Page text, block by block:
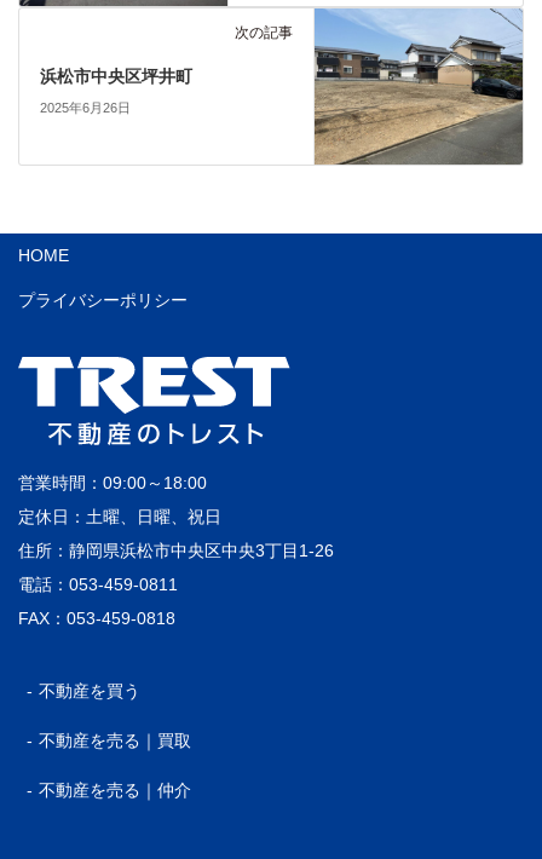
次の記事
浜松市中央区坪井町
2025年6月26日
HOME
プライバシーポリシー
営業時間：09:00～18:00
定休日：土曜、日曜、祝日
住所：静岡県浜松市中央区中央3丁目1-26
電話：053-459-0811
FAX：053-459-0818
不動産を買う
不動産を売る｜買取
不動産を売る｜仲介